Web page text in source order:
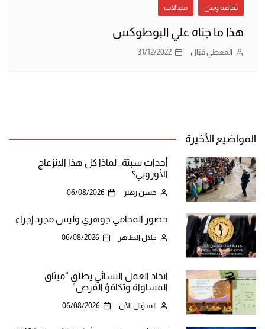
ثقافة وفن مقالات
هذا ما جناه علي البوطوكس
المعطي قبّال 31/12/2022
المواضيع الأخيرة
أحداث سبتة.. لماذا كل هذا الانزعاج
الأوروبي؟
حسن زهير 06/08/2026
حضور المحامي جوهري وليس مجرد إجراء
جلال الطاهر 06/08/2026
اتحاد العمل النسائي يطلق “ميثاق
المساواة وتكافؤ الفرص”
السؤال الآن 06/08/2026